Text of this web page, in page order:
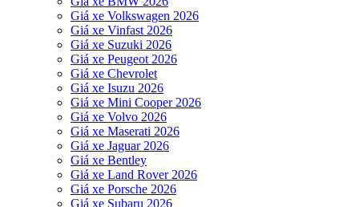
Giá xe Volkswagen 2026
Giá xe Vinfast 2026
Giá xe Suzuki 2026
Giá xe Peugeot 2026
Giá xe Chevrolet
Giá xe Isuzu 2026
Giá xe Mini Cooper 2026
Giá xe Volvo 2026
Giá xe Maserati 2026
Giá xe Jaguar 2026
Giá xe Bentley
Giá xe Land Rover 2026
Giá xe Porsche 2026
Giá xe Subaru 2026